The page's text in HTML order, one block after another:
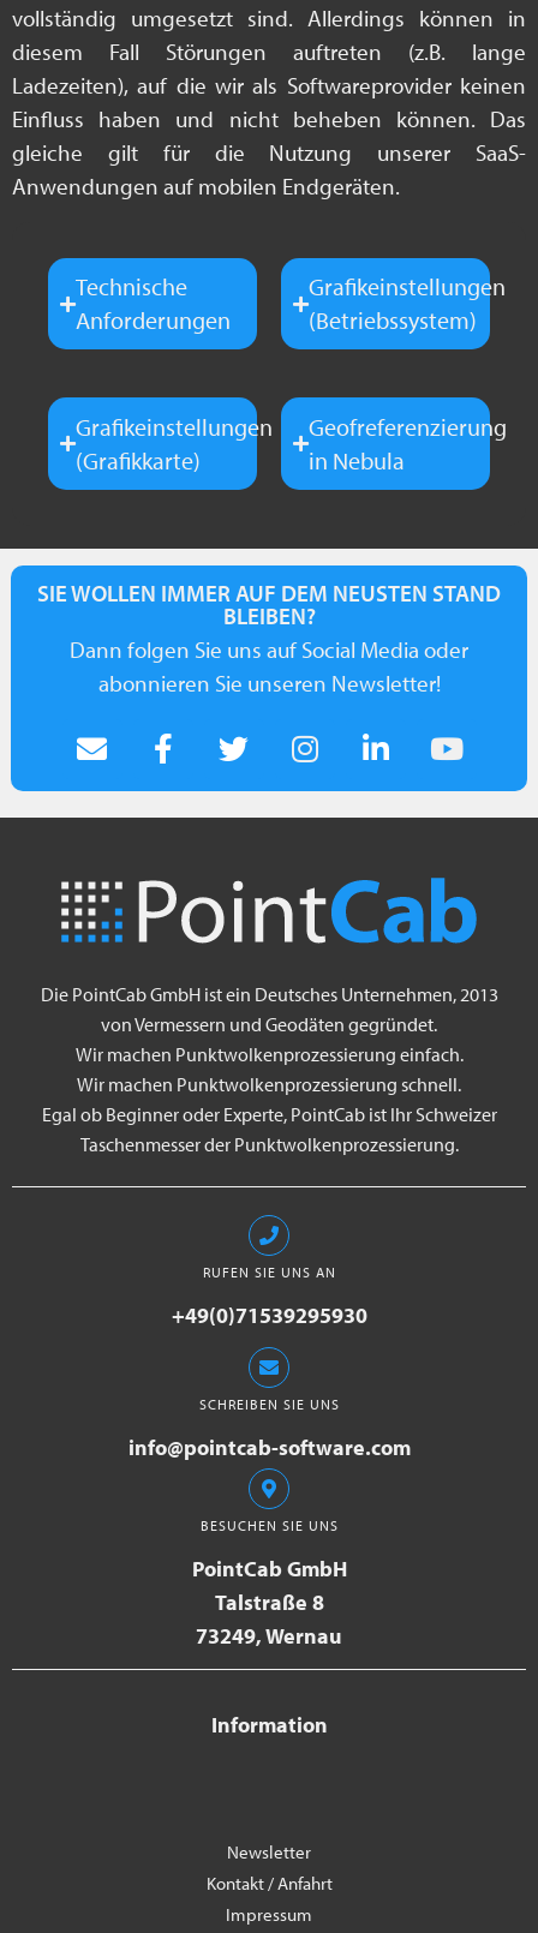
vollständig umgesetzt sind. Allerdings können in
diesem Fall Störungen auftreten (z.B. lange
Ladezeiten), auf die wir als Softwareprovider keinen
Einfluss haben und nicht beheben können. Das
gleiche gilt für die Nutzung unserer SaaS-
Anwendungen auf mobilen Endgeräten.
Technische
Anforderungen
Grafikeinstellungen
(Betriebssystem)
Grafikeinstellungen
(Grafikkarte)
Geofreferenzierung
in Nebula
SIE WOLLEN IMMER AUF DEM NEUSTEN STAND
BLEIBEN?
Dann folgen Sie uns auf Social Media oder
abonnieren Sie unseren Newsletter!
Die PointCab GmbH ist ein Deutsches Unternehmen, 2013
von Vermessern und Geodäten gegründet.
Wir machen Punktwolkenprozessierung einfach.
Wir machen Punktwolkenprozessierung schnell.
Egal ob Beginner oder Experte, PointCab ist Ihr Schweizer
Taschenmesser der Punktwolkenprozessierung.
RUFEN SIE UNS AN
+49(0)71539295930
SCHREIBEN SIE UNS
info@pointcab-software.com
BESUCHEN SIE UNS
PointCab GmbH
Talstraße 8
73249, Wernau
Information
Newsletter
Kontakt / Anfahrt
Impressum